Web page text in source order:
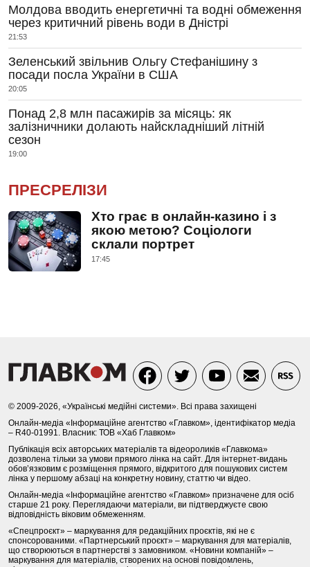
Молдова вводить енергетичні та водні обмеження
через критичний рівень води в Дністрі
21:53
Зеленський звільнив Ольгу Стефанішину з
посади посла України в США
20:05
Понад 2,8 млн пасажирів за місяць: як
залізничники долають найскладніший літній
сезон
19:00
ПРЕСРЕЛІЗИ
Хто грає в онлайн-казино і з
якою метою? Соціологи
склали портрет
17:45
© 2009-2026, «Українські медійні системи». Всі права захищені
Онлайн-медіа «Інформаційне агентство «Главком», ідентифікатор медіа
– R40-01991. Власник: ТОВ «Хаб Главком»
Публікація всіх авторських матеріалів та відеороликів «Главкома»
дозволена тільки за умови прямого лінка на сайт. Для інтернет-видань
обов’язковим є розміщення прямого, відкритого для пошукових систем
лінка у першому абзаці на конкретну новину, статтю чи відео.
Онлайн-медіа «Інформаційне агентство «Главком» призначене для осіб
старше 21 року. Переглядаючи матеріали, ви підтверджуєте свою
відповідність віковим обмеженням.
«Спецпроєкт» – маркування для редакційних проєктів, які не є
спонсорованими. «Партнерський проєкт» – маркування для матеріалів,
що створюються в партнерстві з замовником. «Новини компаній» –
маркування для матеріалів, створених на основі повідомлень,